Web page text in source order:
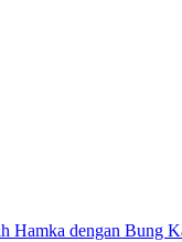
dengan Bung